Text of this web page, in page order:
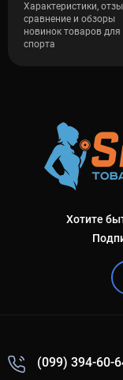
Характеристики,
сравнение и обзоры
новинок товаров для
спорта
Хотите
(099) 394-60-